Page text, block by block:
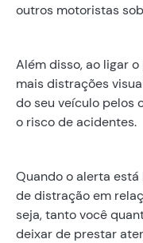
outros motoristas
Além disso, ao ligar
mais distrações
do seu veículo pelos
o risco de acidentes.
Quando o alerta
de distração em
seja, tanto você
deixar de prestar